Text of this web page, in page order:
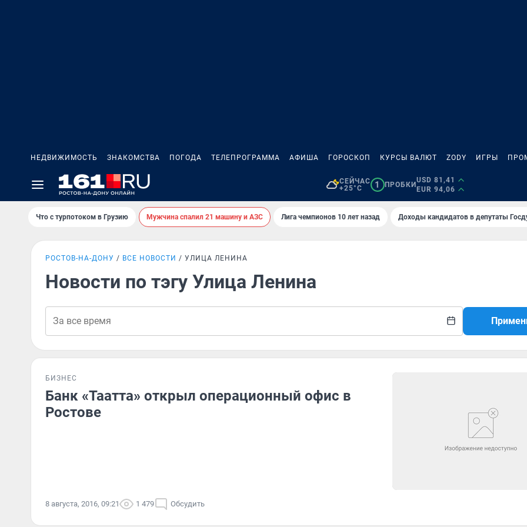
НЕДВИЖИМОСТЬ ЗНАКОМСТВА ПОГОДА ТЕЛЕПРОГРАММА АФИША ГОРОСКОП КУРСЫ ВАЛЮТ ZODY ИГРЫ
СЕЙЧАС
+25°C
1 ПРОБКИ
USD 81,41
EUR 94,06
Что с турпотоком в Грузию Мужчина спалил 21 машину и АЗС Лига чемпионов 10 лет назад Доходы кандидатов в депутаты
РОСТОВ-НА-ДОНУ ВСЕ НОВОСТИ УЛИЦА ЛЕНИНА
Новости по тэгу Улица Ленина
БИЗНЕС
Банк «Таатта» открыл операционный офис в
Ростове
8 августа, 2016, 09:21 1 479 Обсудить